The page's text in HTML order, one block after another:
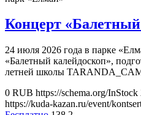
Концерт
24 июля 2026 года в парке
«Балетный калейдоскоп»,
летней школы
0 RUB https://schema.org/InStock
https://kuda-kazan.ru/event/